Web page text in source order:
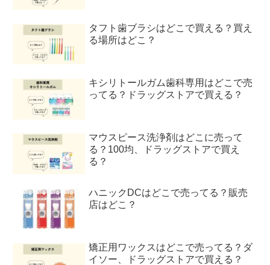
タフト歯ブラシはどこで買える？買え
る場所はどこ？
キシリトールガム歯科専用はどこで売
ってる？ドラッグストアで買える？
マウスピース洗浄剤はどこに売って
る？100均、ドラッグストアで買え
る？
ハニックDCはどこで売ってる？販売
店はどこ？
矯正用ワックスはどこで売ってる？ダ
イソー、ドラッグストアで買える？